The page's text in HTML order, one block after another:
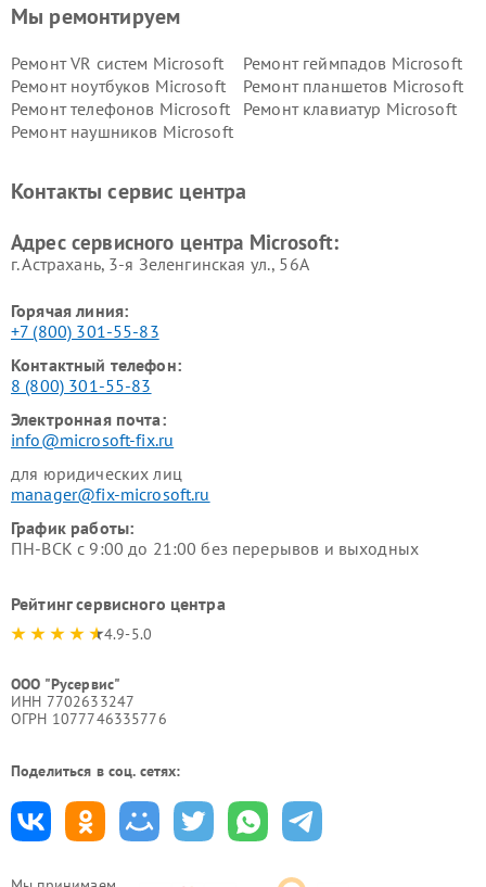
Мы ремонтируем
Ремонт VR систем Microsoft
Ремонт геймпадов Microsoft
Ремонт ноутбуков Microsoft
Ремонт планшетов Microsoft
Ремонт телефонов Microsoft
Ремонт клавиатур Microsoft
Ремонт наушников Microsoft
Контакты сервис центра
Адрес сервисного центра Microsoft:
г. Астрахань, 3-я Зеленгинская ул., 56А
Горячая линия:
+7 (800) 301-55-83
Контактный телефон:
8 (800) 301-55-83
Электронная почта:
info@microsoft-fix.ru
для юридических лиц
manager@fix-microsoft.ru
График работы:
ПН-ВСК с 9:00 до 21:00 без перерывов и выходных
Рейтинг сервисного центра
4.9-5.0
ООО "Русервис"
ИНН 7702633247
ОГРН 1077746335776
Поделиться в соц. сетях: